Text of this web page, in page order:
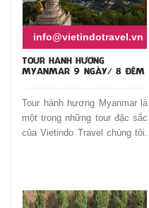
info@vietindotravel.vn
TOUR HÀNH HƯƠNG
MYANMAR 9 NGÀY/ 8 ĐÊM
Tour hành hương Myanmar là
một trong những tour đặc sắc
của Vietindo Travel chúng tôi.
ngôi chùa linh thiêng, khám